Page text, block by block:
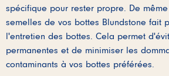
spécifique pour rester propre. De
semelles de vos bottes Blundstone fait
l'entretien des bottes. Cela permet
permanentes et de minimiser les
contaminants à vos bottes préférées.